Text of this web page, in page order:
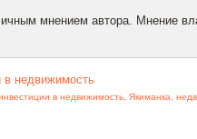
мнением автора. Мнение
в недвижимость
в недвижимость Якиманка